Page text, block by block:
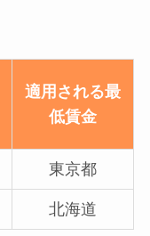
適用される最
低賃金
東京都
北海道